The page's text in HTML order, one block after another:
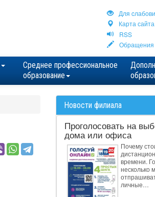
Для
Карта сайта
RSS
Обращения
Среднее профессиональное
образование
Новости филиала
Проголосовать на
дома или офиса
Почему
времени.
несколько
личные…